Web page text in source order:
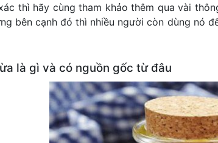
thì hãy cùng tham khảo thêm qua vài
bên cạnh đó thì nhiều người còn dùng nó
là gì và có nguồn gốc từ đâu